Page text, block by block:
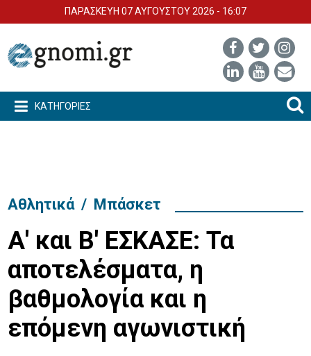
ΠΑΡΑΣΚΕΥΗ 07 ΑΥΓΟΥΣΤΟΥ 2026 - 16:07
ΚΑΤΗΓΟΡΙΕΣ
Αθλητικά / Μπάσκετ
Α' και Β' ΕΣΚΑΣΕ: Τα
αποτελέσματα, η
βαθμολογία και η
επόμενη αγωνιστική